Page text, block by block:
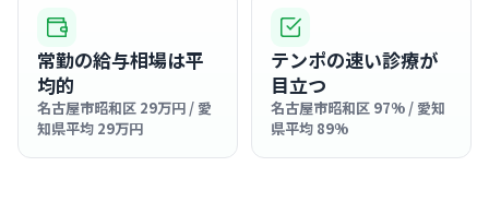
常勤の給与相場は平
均的
名古屋市昭和区 29万円 / 愛
知県平均 29万円
テンポの速い診療が
目立つ
名古屋市昭和区 97% / 愛知
県平均 89%